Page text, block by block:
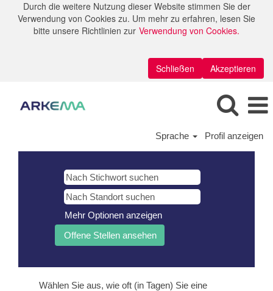
Durch die weitere Nutzung dieser Website stimmen Sie der
Verwendung von Cookies zu. Um mehr zu erfahren, lesen Sie
bitte unsere Richtlinien zur Verwendung von Cookies.
Akzeptieren
Schließen
Sprache Profil anzeigen
Mehr Optionen anzeigen
Wählen Sie aus, wie oft (in Tagen) Sie eine